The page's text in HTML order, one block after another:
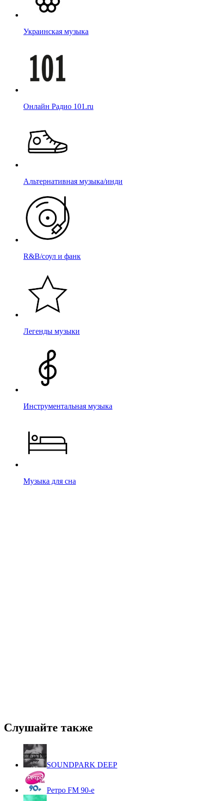
Украинская музыка
Онлайн Радио 101.ru
Альтернативная музыка/инди
R&B/cоул и фанк
Легенды музыки
Инструментальная музыка
Музыка для сна
Слушайте также
SOUNDPARK DEEP
Ретро FM 90-е